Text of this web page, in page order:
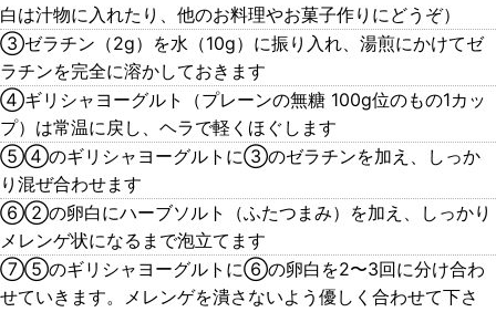
白は汁物に入れたり、他のお料理やお菓子作りにどうぞ）
③ゼラチン（2g）を水（10g）に振り入れ、湯煎にかけてゼ
ラチンを完全に溶かしておきます
④ギリシャヨーグルト（プレーンの無糖 100g位のもの1カッ
プ）は常温に戻し、ヘラで軽くほぐします
⑤④のギリシャヨーグルトに③のゼラチンを加え、しっか
り混ぜ合わせます
⑥②の卵白にハーブソルト（ふたつまみ）を加え、しっかり
メレンゲ状になるまで泡立てます
⑦⑤のギリシャヨーグルトに⑥の卵白を2〜3回に分け合わ
せていきます。メレンゲを潰さないよう優しく合わせて下さ